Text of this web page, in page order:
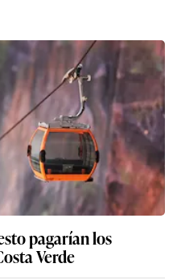
pagarían los
Verde